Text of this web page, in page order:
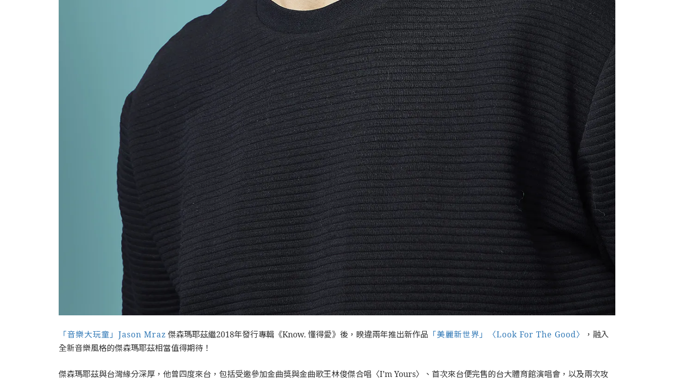
「音樂大玩童」Jason Mraz 傑森瑪耶茲繼2018年發行專輯《Know. 懂得愛》後，睽違兩年推出新作品 「美麗新世界」〈Look For The Good〉
，融入
全新音樂風格的傑森瑪耶茲相當值得期待！
傑森瑪耶茲與台灣緣分深厚，他曾四度來台，包括受邀參加金曲獎與金曲歌王林俊傑合唱〈I’m Yours〉、首次來台便完售的台大體育館演唱會，以及兩次攻